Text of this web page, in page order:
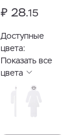
₽ 28.15
Доступные
цвета:
Показать все
цвета